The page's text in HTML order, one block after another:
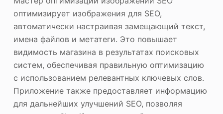
оптимизирует изображения для SEO,
автоматически настраивая замещающий текст,
имена файлов и метатеги. Это повышает
видимость магазина в результатах поисковых
систем, обеспечивая правильную оптимизацию
с использованием релевантных ключевых слов.
Приложение также предоставляет информацию
для дальнейших улучшений SEO, позволяя